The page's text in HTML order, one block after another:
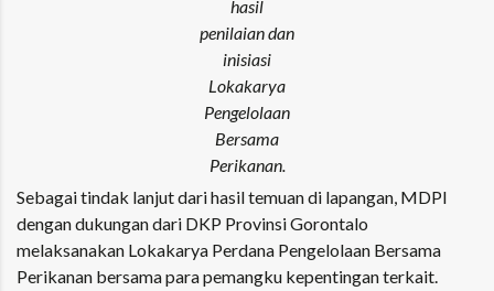
hasil
penilaian dan
inisiasi
Lokakarya
Pengelolaan
Bersama
Perikanan.
Sebagai tindak lanjut dari hasil temuan di lapangan, MDPI
dengan dukungan dari DKP Provinsi Gorontalo
melaksanakan Lokakarya Perdana Pengelolaan Bersama
Perikanan bersama para pemangku kepentingan terkait.